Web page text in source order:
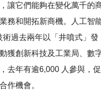
讓它們能夠在變化萬千的
務和開拓新商機。人工智
過去兩年以「井噴式」發
獲創新科技及工業局、數
去年有逾6,000 人參與，促
作機會。